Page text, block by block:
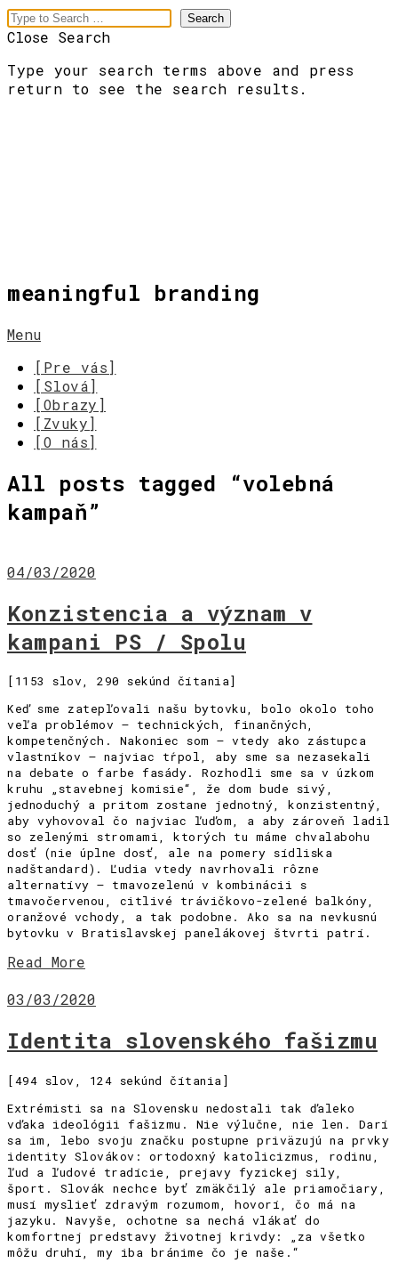
Close Search
Type your search terms above and press
return to see the search results.
meaningful branding
Menu
[Pre vás]
[Slová]
[Obrazy]
[Zvuky]
[O nás]
All posts tagged “volebná
kampaň”
04/03/2020
Konzistencia a význam v
kampani PS / Spolu
[1153 slov, 290 sekúnd čítania]
Keď sme zatepľovali našu bytovku, bolo okolo toho
veľa problémov – technických, finančných,
kompetenčných. Nakoniec som – vtedy ako zástupca
vlastníkov – najviac tŕpol, aby sme sa nezasekali
na debate o farbe fasády. Rozhodli sme sa v úzkom
kruhu „stavebnej komisie“, že dom bude sivý,
jednoduchý a pritom zostane jednotný, konzistentný,
aby vyhovoval čo najviac ľuďom, a aby zároveň ladil
so zelenými stromami, ktorých tu máme chvalabohu
dosť (nie úplne dosť, ale na pomery sídliska
nadštandard). Ľudia vtedy navrhovali rôzne
alternatívy – tmavozelenú v kombinácii s
tmavočervenou, citlivé trávičkovo-zelené balkóny,
oranžové vchody, a tak podobne. Ako sa na nevkusnú
bytovku v Bratislavskej panelákovej štvrti patrí.
Read More
03/03/2020
Identita slovenského fašizmu
[494 slov, 124 sekúnd čítania]
Extrémisti sa na Slovensku nedostali tak ďaleko
vďaka ideológii fašizmu. Nie výlučne, nie len. Darí
sa im, lebo svoju značku postupne priväzujú na prvky
identity Slovákov: ortodoxný katolicizmus, rodinu,
ľud a ľudové tradície, prejavy fyzickej sily,
šport. Slovák nechce byť zmäkčilý ale priamočiary,
musí myslieť zdravým rozumom, hovorí, čo má na
jazyku. Navyše, ochotne sa nechá vlákať do
komfortnej predstavy životnej krivdy: „za všetko
môžu druhí, my iba bránime čo je naše.“